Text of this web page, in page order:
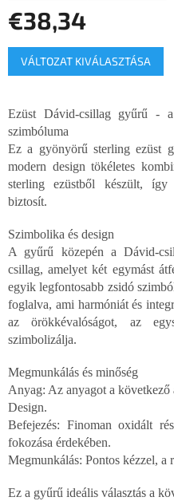
€38,34
Egységár:
VÁLTOZAT KIVÁLASZTÁSA
Ezüst Dávid-csillag gyűrű -
szimbóluma
Ez a gyönyörű sterling ezüst
modern design tökéletes
sterling ezüstből készült, így
biztosít.
Szimbolika és design
A gyűrű közepén a Dávid-
csillag, amelyet két egymást
egyik legfontosabb zsidó
foglalva, ami harmóniát és
az örökkévalóságot, az
szimbolizálja.
Megmunkálás és minőség
Anyag: Az anyagot a következő
Design.
Befejezés: Finoman oxidált
fokozása érdekében.
Megmunkálás: Pontos kézzel, a
Ez a gyűrű ideális választás a